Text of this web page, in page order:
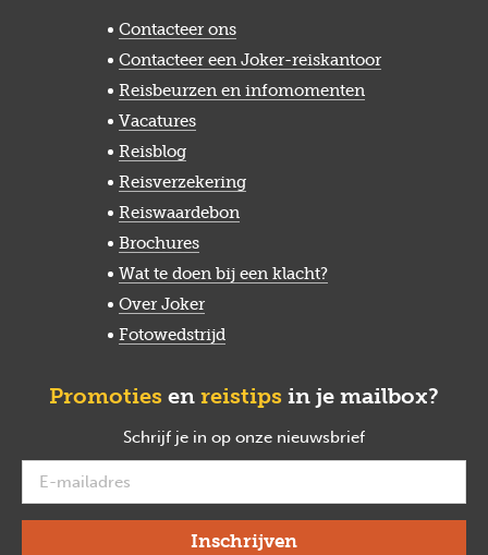
Contacteer ons
Contacteer een Joker-reiskantoor
Reisbeurzen en infomomenten
Vacatures
Reisblog
Reisverzekering
Reiswaardebon
Brochures
Wat te doen bij een klacht?
Over Joker
Fotowedstrijd
Promoties en reistips in je mailbox?
Schrijf je in op onze nieuwsbrief